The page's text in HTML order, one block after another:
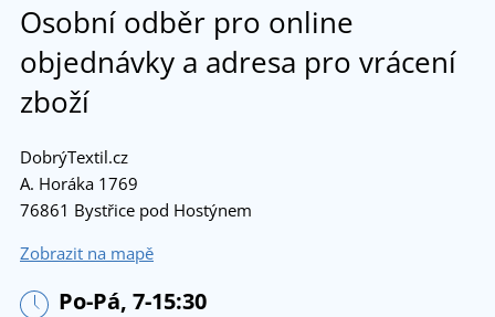
Osobní odběr pro online
objednávky a adresa pro vrácení
zboží
DobrýTextil.cz
A. Horáka 1769
76861 Bystřice pod Hostýnem
Zobrazit na mapě
Po-Pá, 7-15:30